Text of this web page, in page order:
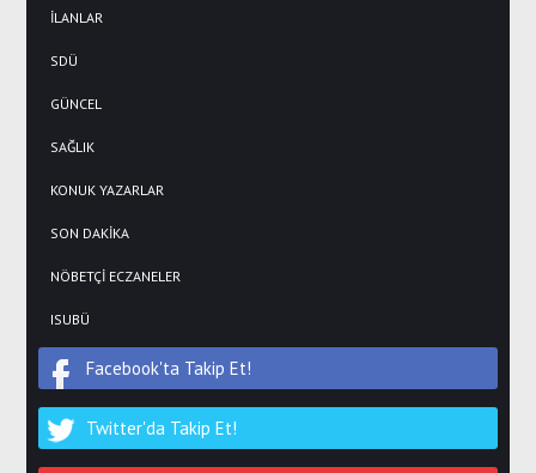
İLANLAR
SDÜ
GÜNCEL
SAĞLIK
KONUK YAZARLAR
SON DAKİKA
NÖBETÇİ ECZANELER
ISUBÜ
Facebook'ta Takip Et!
Twitter'da Takip Et!